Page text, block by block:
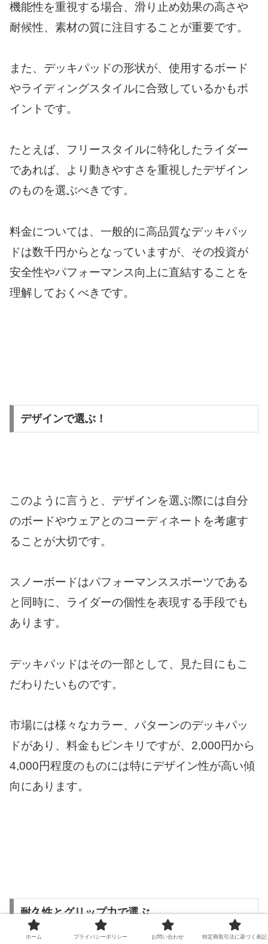
機能性を重視する場合、滑り止め効果の高さや
耐候性、素材の質に注目することが重要です。
また、デッキパッドの形状が、使用するボード
やライディングスタイルに合致しているかもポ
イントです。
たとえば、フリースタイルに特化したライダー
であれば、より動きやすさを重視したデザイン
のものを選ぶべきです。
料金については、一般的に高品質なデッキパッ
ドは数千円からとなっていますが、その投資が
安全性やパフォーマンス向上に直結することを
理解しておくべきです。
デザインで選ぶ！
このように言うと、デザインを選ぶ際には自分
のボードやウェアとのコーディネートを考慮す
ることが大切です。
スノーボードはパフォーマンススポーツである
と同時に、ライダーの個性を表現する手段でも
あります。
デッキパッドはその一部として、見た目にもこ
だわりたいものです。
市場には様々なカラー、パターンのデッキパッ
ドがあり、料金もピンキリですが、2,000円から
4,000円程度のものには特にデザイン性が高い傾
向にあります。
耐久性とグリップ力で選ぶ
ホーム プライバシーポリシー お問い合わせ 特定商取引法に基づく表記